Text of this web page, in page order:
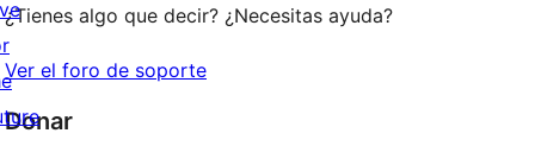
¿Tienes algo que decir? ¿Necesitas ayuda?
Ver el foro de soporte
Donar